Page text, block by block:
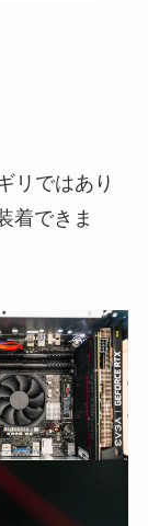
リではあり
着できま